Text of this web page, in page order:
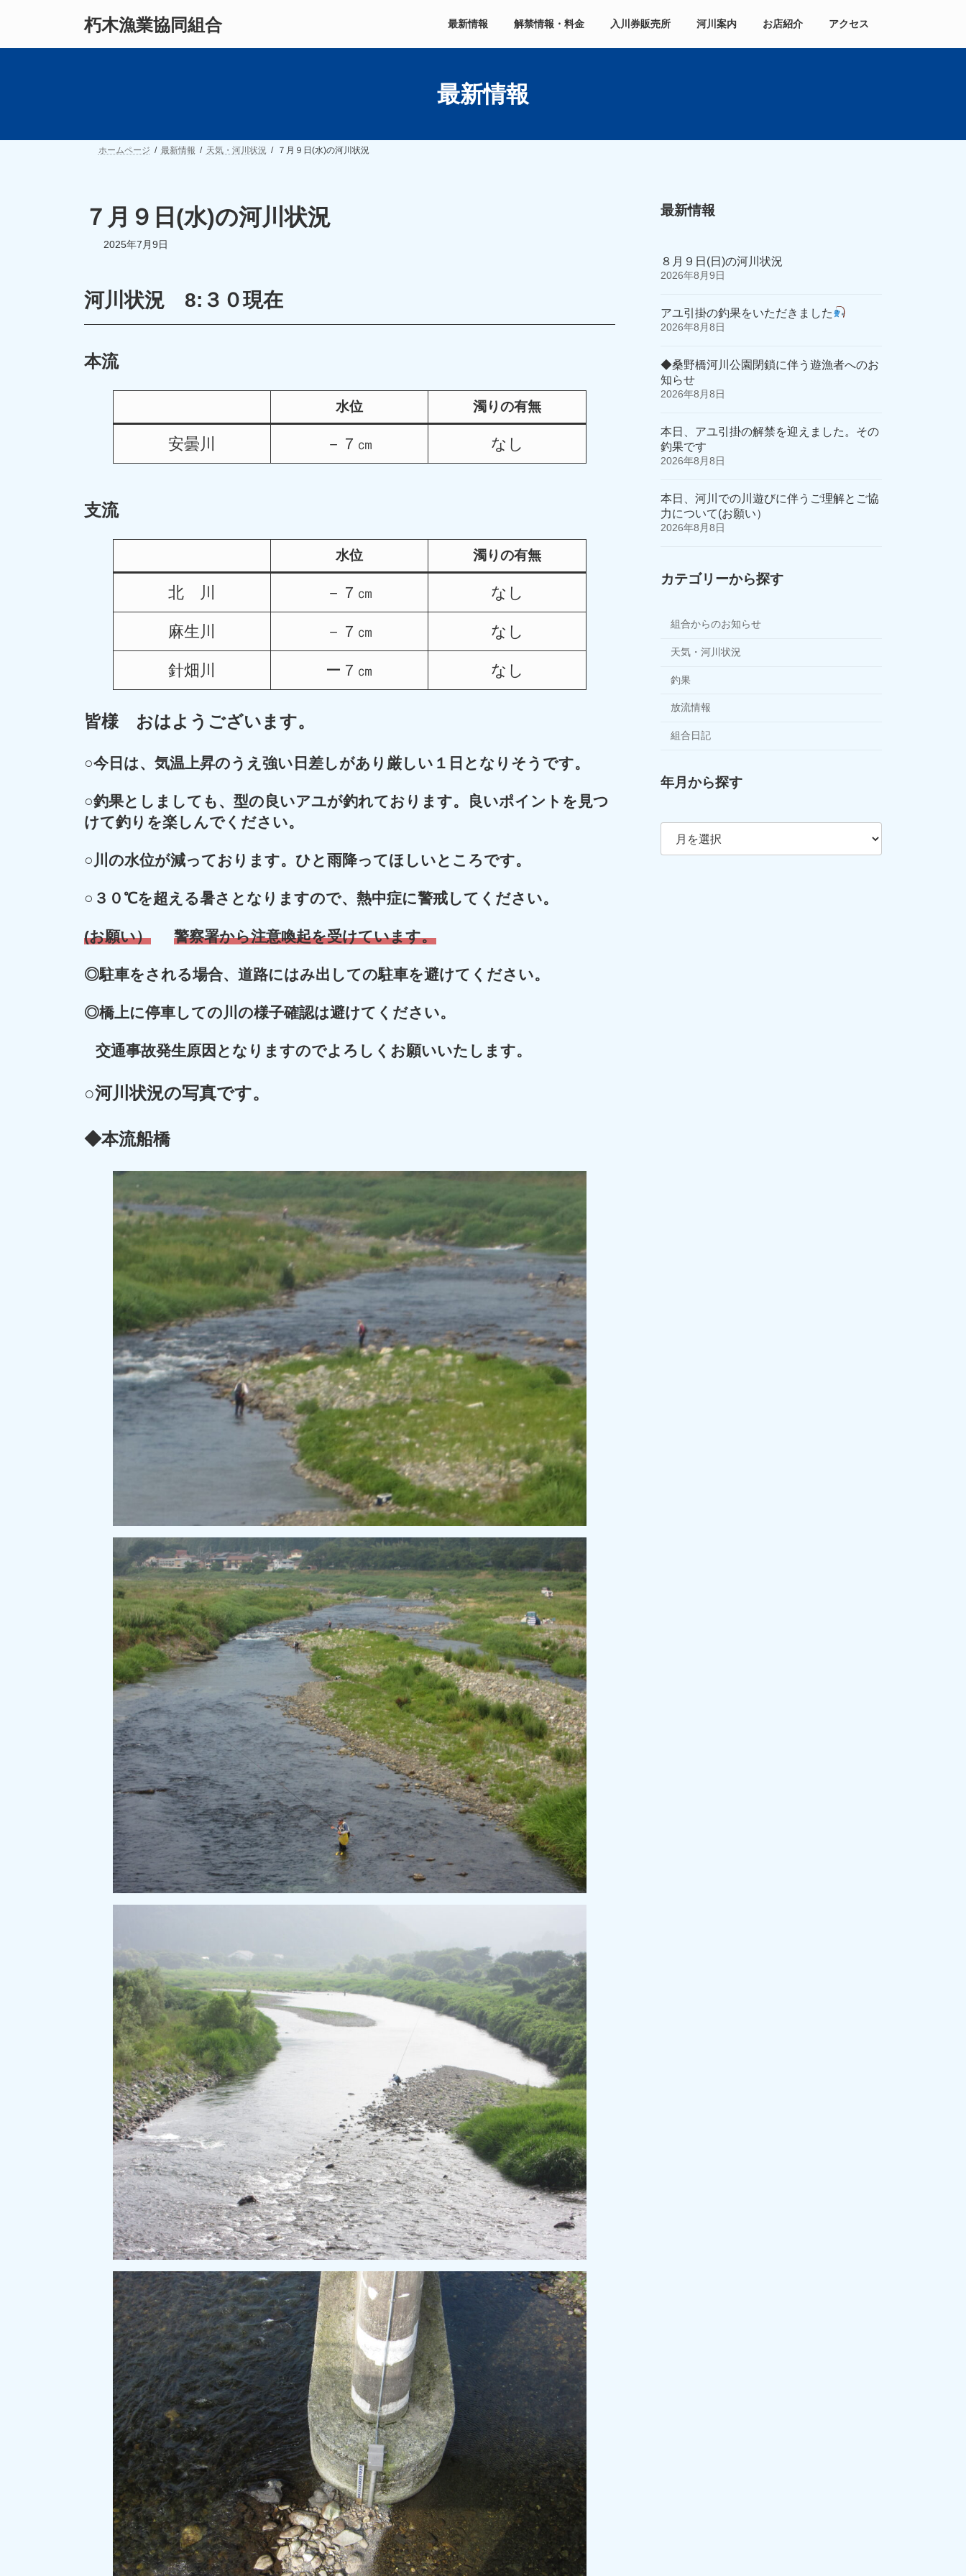
ン
プ
ー
動
朽木漁業協同組合 最新情報 解禁情報・料金 入川券販売所 河川案内 お店紹介 アクセス
最新情報
ホームページ 最新情報 天気・河川状況 ７月９日(水)の河川状況
７月９日(水)の河川状況
2025年7月9日
河川状況 8:３０現在
本流
水位 濁りの有無
安曇川 －７㎝ なし
支流
水位 濁りの有無
北 川 －７㎝ なし
麻生川 －７㎝ なし
針畑川 ー７㎝ なし
皆様 おはようございます。
○今日は、気温上昇のうえ強い日差しがあり厳しい１日となりそうです。
○釣果としましても、型の良いアユが釣れております。良いポイントを見つ
けて釣りを楽しんでください。
○川の水位が減っております。 ひと雨降ってほしいところです。
○３０℃を超える暑さとなりますので、熱中症に警戒してください。
(お願い） 警察署から注意喚起を受けています。
◎駐車をされる場合、道路にはみ出しての駐車を避けてください。
◎橋上に停車しての川の様子確認は避けてください。
交通事故発生原因となりますのでよろしくお願いいたします。
○河川状況の写真です。
◆本流船橋
最新情報
８月９日(日)の河川状況
2026年8月9日
アユ引掛の釣果をいただきました
2026年8月8日
◆桑野橋河川公園閉鎖に伴う遊漁者へのお
知らせ
2026年8月8日
本日、アユ引掛の解禁を迎えました。その
釣果です
2026年8月8日
本日、河川での川遊びに伴うご理解とご協
力について(お願い）
2026年8月8日
カテゴリーから探す
組合からのお知らせ
天気・河川状況
釣果
放流情報
組合日記
年月から探す
ア
カ